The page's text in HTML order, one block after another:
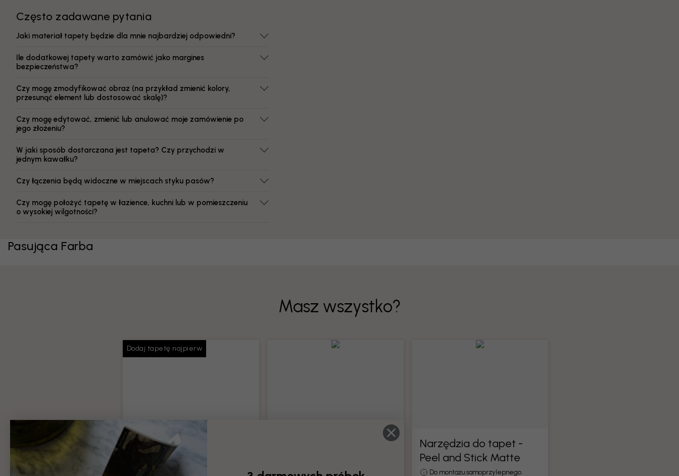
Często zadawane pytania
Jaki materiał tapety będzie dla mnie najbardziej odpowiedni?
Ile dodatkowej tapety warto zamówić jako margines
bezpieczeństwa?
Czy mogę zmodyfikować obraz (na przykład zmienić kolory,
przesunąć element lub dostosować skalę)?
Czy mogę edytować, zmienić lub anulować moje zamówienie po
jego złożeniu?
W jaki sposób dostarczana jest tapeta? Czy przychodzi w
jednym kawałku?
Czy łączenia będą widoczne w miejscach styku pasów?
Czy mogę położyć tapetę w łazience, kuchni lub w pomieszczeniu
o wysokiej wilgotności?
Pasująca Farba
Masz wszystko?
Dodaj tapetę najpierw
Pasta do tapet
Wystarczająca ilość kleju na całe
zamówienie
Narzędzia do tapet -
Peel and Stick Matte
Do montażu samoprzylepnego